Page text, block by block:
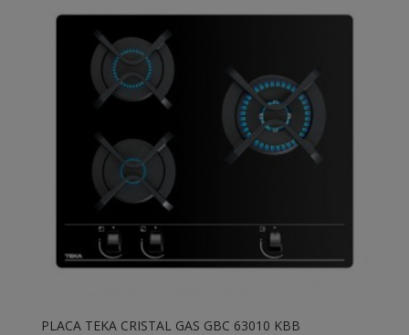
PLACA TEKA CRISTAL GAS GBC 63010 KBB